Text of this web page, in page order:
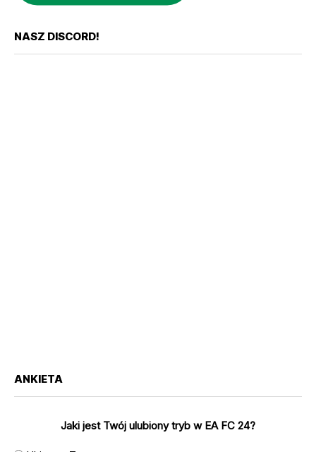
NASZ DISCORD!
ANKIETA
Jaki jest Twój ulubiony tryb w EA FC 24?